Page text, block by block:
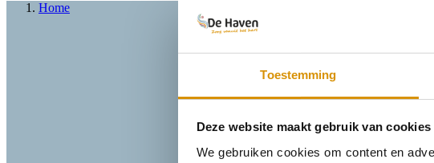
Toestemming
Deze website maakt gebruik van cookies
We gebruiken cookies om content en
Home